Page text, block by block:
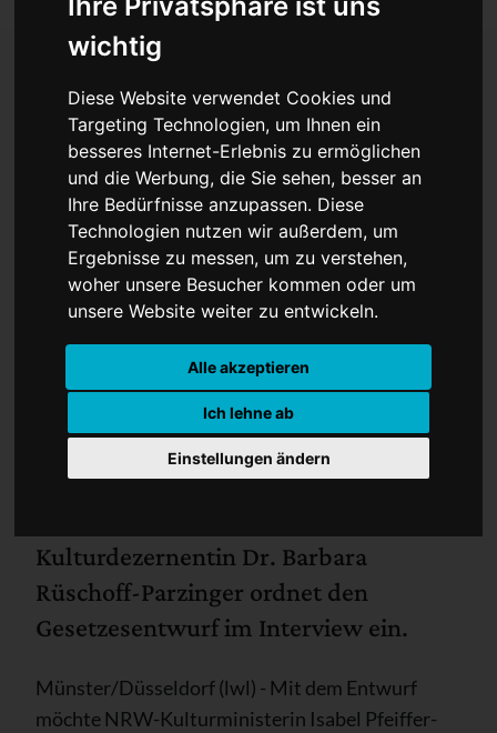
wichtig
Diese Website verwendet Cookies und
Targeting Technologien, um Ihnen ein
besseres Internet-Erlebnis zu ermöglichen
und die Werbung, die Sie sehen, besser an
Ihre Bedürfnisse anzupassen. Diese
Technologien nutzen wir außerdem, um
Ergebnisse zu messen, um zu verstehen,
woher unsere Besucher kommen oder um
unsere Website weiter zu entwickeln.
Alle akzeptieren
Ich lehne ab
Einstellungen ändern
Was bringt das neue
Kulturgesetzbuch?
Zum ersten Mal soll es im Land
Nordrhein-Westfalen ein
Kulturdezernentin Dr. Barbara
Rüschoff-Parzinger ordnet den
Gesetzesentwurf im Interview ein.
Münster/Düsseldorf (lwl) - Mit dem Entwurf
möchte NRW-Kulturministerin Isabel Pfeiffer-